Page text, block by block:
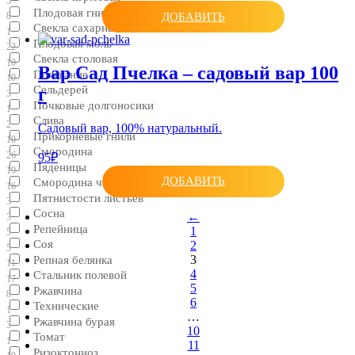
8
Свекла сахарная
22
Свекла столовая
10
Сельдерей
1
Слива
10
Смородина
19
Смородина черная
3
Сосна
5
Соя
11
Стальник полевой
8
Технические
3
Томат
Плодовая гниль
1
Плодовая моль
10
Полегание
3
Почковые долгоносики
2
Прикорневые гнили
26
Пяденицы
16
Пятнистости листьев
3
Репейница
5
Репная белянка
17
Ржавчина
1
Ржавчина бурая
1
ДОБАВИТЬ
Вар Сад Пчелка – садовый вар 100
г
Садовый вар, 100% натуральный.
95₽
ДОБАВИТЬ
←
1
2
3
4
5
6
…
10
11